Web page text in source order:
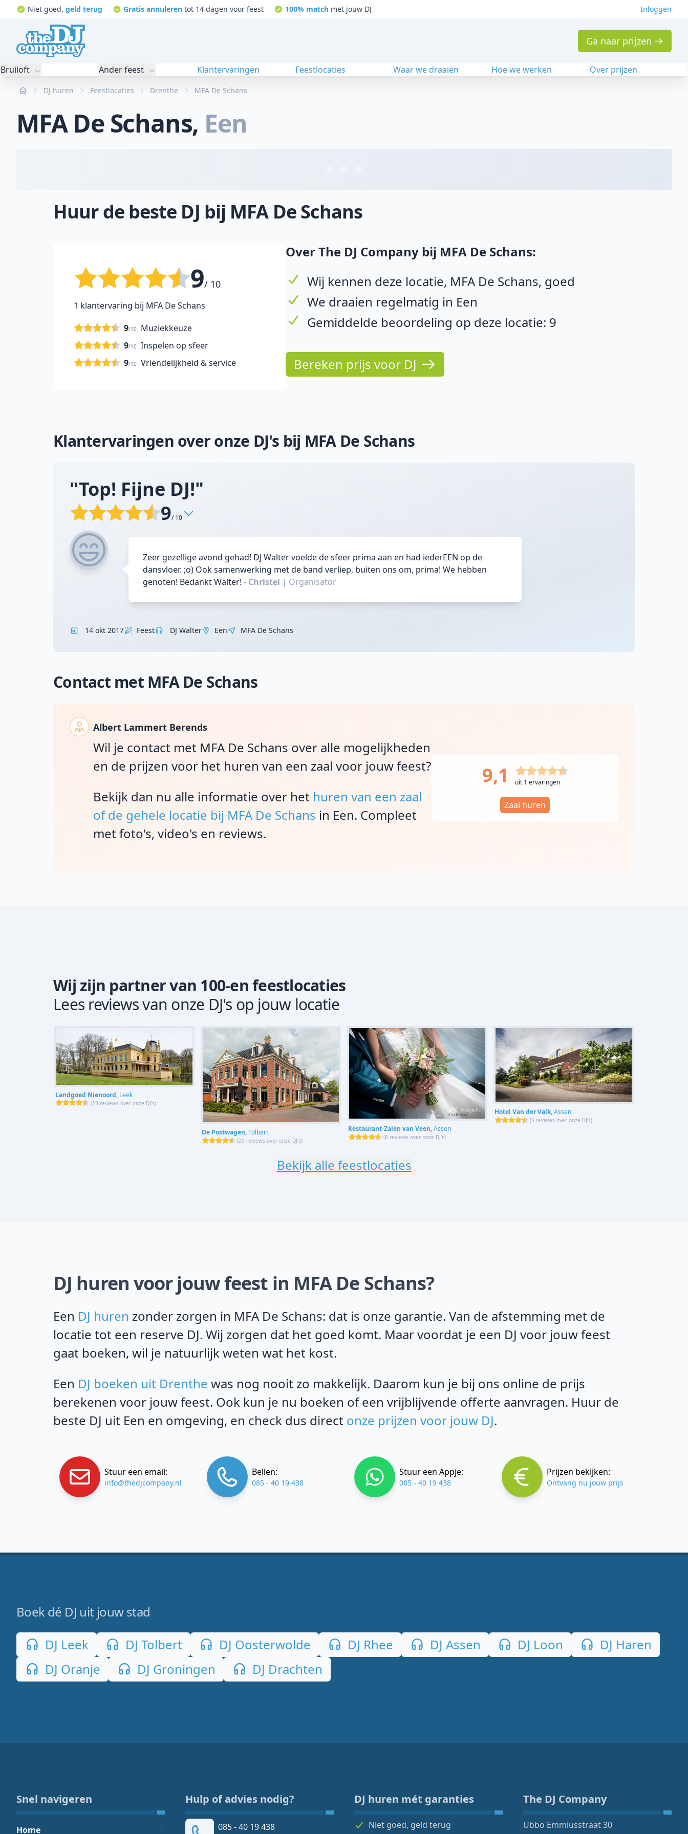
Niet goed, geld terug Gratis annuleren tot 14 dagen voor feest 100% matchmet jouw DJ Inloggen
Ga naar prijzen
Bruiloft Ander feest Klantervaringen Feestlocaties Waar we draaien Hoe we werken Over prijzen
Home DJ huren Feestlocaties Drenthe MFA De Schans
MFA De Schans, Een
Huur de beste DJ bij MFA De Schans
9/ 10
1 klantervaring bij MFA De Schans
Muziekkeuze
9/10
Inspelen op sfeer
9/10
Vriendelijkheid & service
9/10
Over The DJ Company bij MFA De Schans:
Wij kennen deze locatie, MFA De Schans, goed
We draaien regelmatig in Een
Gemiddelde beoordeling op deze locatie: 9
Bereken prijs voor DJ
Klantervaringen over onze DJ's bij MFA De Schans
"Top! Fijne DJ!"
9/ 10
Zeer gezellige avond gehad! DJ Walter voelde de sfeer prima aan en had iederEEN op de
dansvloer. ;o) Ook samenwerking met de band verliep, buiten ons om, prima! We hebben
genoten! Bedankt Walter! - Christel | Organisator
14 okt 2017 Feest DJ Walter Een MFA De Schans
Contact met MFA De Schans
Albert Lammert Berends
Wil je contact met MFA De Schans over alle mogelijkheden
en de prijzen voor het huren van een zaal voor jouw feest?
Bekijk dan nu alle informatie over het huren van een zaal
of de gehele locatie bij MFA De Schans in Een. Compleet
met foto's, video's en reviews.
9,1 uit 1 ervaringen
Zaal huren
Wij zijn partner van 100-en feestlocaties
Lees reviews van onze DJ's op jouw locatie
Landgoed Nienoord, Leek
(23 reviews over onze DJ's)
De Postwagen,Tolbert
(20 reviews over onze DJ's)
Restaurant-Zalen van Veen,Assen
(6 reviews over onze DJ's)
Hotel Van der Valk,Assen
(5 reviews over onze DJ's)
Bekijk alle feestlocaties
DJ huren voor jouw feest in MFA De Schans?
Een DJ huren zonder zorgen in MFA De Schans: dat is onze garantie. Van de afstemming met de
locatie tot een reserve DJ. Wij zorgen dat het goed komt. Maar voordat je een DJ voor jouw feest
gaat boeken, wil je natuurlijk weten wat het kost.
Een DJ boeken uit Drenthe was nog nooit zo makkelijk. Daarom kun je bij ons online de prijs
berekenen voor jouw feest. Ook kun je nu boeken of een vrijblijvende offerte aanvragen. Huur de
beste DJ uit Een en omgeving, en check dus direct onze prijzen voor jouw DJ.
Stuur een email:
info@thedjcompany.nl
Bellen:
085 - 40 19 438
Stuur een Appje:
085 - 40 19 438
Prijzen bekijken:
Ontvang nu jouw prijs
Boek dé DJ uit jouw stad
DJ Leek
DJ Tolbert DJ Oosterwolde DJ Rhee DJ Assen DJ Loon
DJ Haren
DJ Oranje
DJ Groningen DJ Drachten
Snel navigeren
Home
Hulp of advies nodig?
085 - 40 19 438
DJ huren mét garanties
Niet goed, geld terug
The DJ Company
Ubbo Emmiusstraat 30